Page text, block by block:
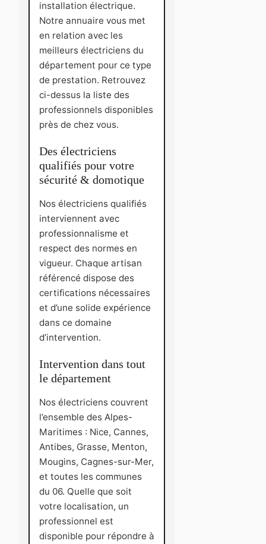
installation électrique.
Notre annuaire vous met
en relation avec les
meilleurs électriciens du
département pour ce type
de prestation. Retrouvez
ci-dessus la liste des
professionnels disponibles
près de chez vous.
Des électriciens
qualifiés pour votre
sécurité & domotique
Nos électriciens qualifiés
interviennent avec
professionnalisme et
respect des normes en
vigueur. Chaque artisan
référencé dispose des
certifications nécessaires
et d’une solide expérience
dans ce domaine
d’intervention.
Intervention dans tout
le département
Nos électriciens couvrent
l’ensemble des Alpes-
Maritimes : Nice, Cannes,
Antibes, Grasse, Menton,
Mougins, Cagnes-sur-Mer,
et toutes les communes
du 06. Quelle que soit
votre localisation, un
professionnel est
disponible pour répondre à